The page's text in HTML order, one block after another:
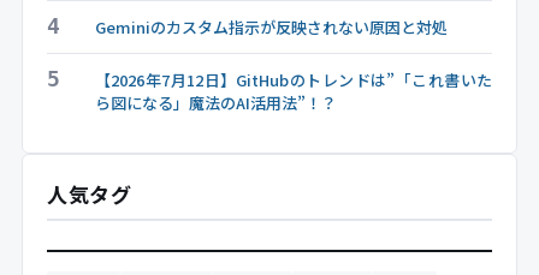
4 Geminiのカスタム指示が反映されない原因と対処
5
【2026年7月12日】GitHubのトレンドは”「これ書いた
ら図になる」魔法のAI活用法”！？
人気タグ